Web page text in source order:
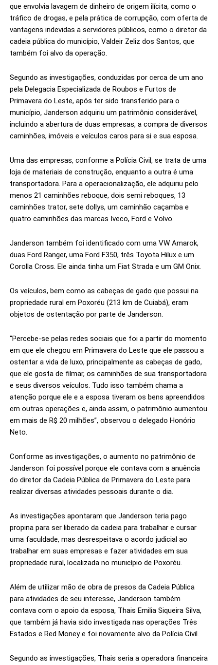
que envolvia lavagem de dinheiro de origem ilícita, como o
tráfico de drogas, e pela prática de corrupção, com oferta de
vantagens indevidas a servidores públicos, como o diretor da
cadeia pública do município, Valdeir Zeliz dos Santos, que
também foi alvo da operação.
Segundo as investigações, conduzidas por cerca de um ano
pela Delegacia Especializada de Roubos e Furtos de
Primavera do Leste, após ter sido transferido para o
município, Janderson adquiriu um patrimônio considerável,
incluindo a abertura de duas empresas, a compra de diversos
caminhões, imóveis e veículos caros para si e sua esposa.
Uma das empresas, conforme a Polícia Civil, se trata de uma
loja de materiais de construção, enquanto a outra é uma
transportadora. Para a operacionalização, ele adquiriu pelo
menos 21 caminhões reboque, dois semi reboques, 13
caminhões trator, sete dollys, um caminhão caçamba e
quatro caminhões das marcas Iveco, Ford e Volvo.
Janderson também foi identificado com uma VW Amarok,
duas Ford Ranger, uma Ford F350, três Toyota Hilux e um
Corolla Cross. Ele ainda tinha um Fiat Strada e um GM Onix.
Os veículos, bem como as cabeças de gado que possui na
propriedade rural em Poxoréu (213 km de Cuiabá), eram
objetos de ostentação por parte de Janderson.
“Percebe-se pelas redes sociais que foi a partir do momento
em que ele chegou em Primavera do Leste que ele passou a
ostentar a vida de luxo, principalmente as cabeças de gado,
que ele gosta de filmar, os caminhões de sua transportadora
e seus diversos veículos. Tudo isso também chama a
atenção porque ele e a esposa tiveram os bens apreendidos
em outras operações e, ainda assim, o patrimônio aumentou
em mais de R$ 20 milhões”, observou o delegado Honório
Neto.
Conforme as investigações, o aumento no patrimônio de
Janderson foi possível porque ele contava com a anuência
do diretor da Cadeia Pública de Primavera do Leste para
realizar diversas atividades pessoais durante o dia.
As investigações apontaram que Janderson teria pago
propina para ser liberado da cadeia para trabalhar e cursar
uma faculdade, mas desrespeitava o acordo judicial ao
trabalhar em suas empresas e fazer atividades em sua
propriedade rural, localizada no município de Poxoréu.
Além de utilizar mão de obra de presos da Cadeia Pública
para atividades de seu interesse, Janderson também
contava com o apoio da esposa, Thais Emilia Siqueira Silva,
que também já havia sido investigada nas operações Três
Estados e Red Money e foi novamente alvo da Polícia Civil.
Segundo as investigações, Thais seria a operadora financeira